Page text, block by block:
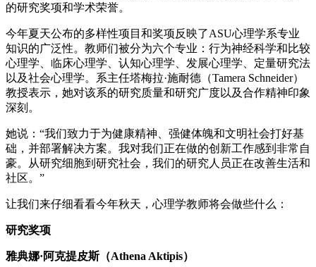
的研究奖项和学术荣誉。
今年夏天公布的多样性项目和奖项反映了ASU心理学系专业
知识的广泛性。教师们被分为六个专业：行为神经科学和比较
心理学、临床心理学、认知心理学、发展心理学、定量研究法
以及社会心理学。系主任塔梅拉·施耐德（Tamera Schneider）
教授表示，她对该系的研究质量和研究广度以及合作精神印象
深刻。
她说：“我们致力于为健康精神、强健体魄和文明社会打好基
础，并部署解决方案。我对我们正在做的创新工作感到非常自
豪。从研究细胞到研究社会，我们的研究人员正在改善生活和
社区。”
让我们来仔细看看今年秋天，心理学教师将会做些什么：
研究奖项
雅典娜·阿克提皮斯（Athena Aktipis）